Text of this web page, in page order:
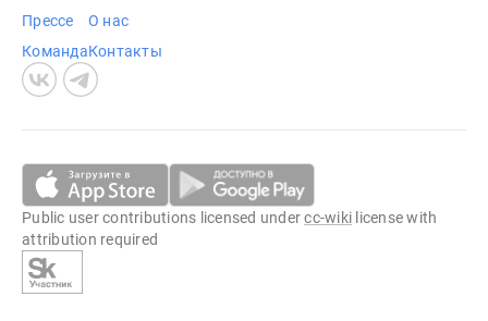
Прессе
Команда
О нас
Контакты
Public user contributions licensed undercc-wiki license with
attribution required